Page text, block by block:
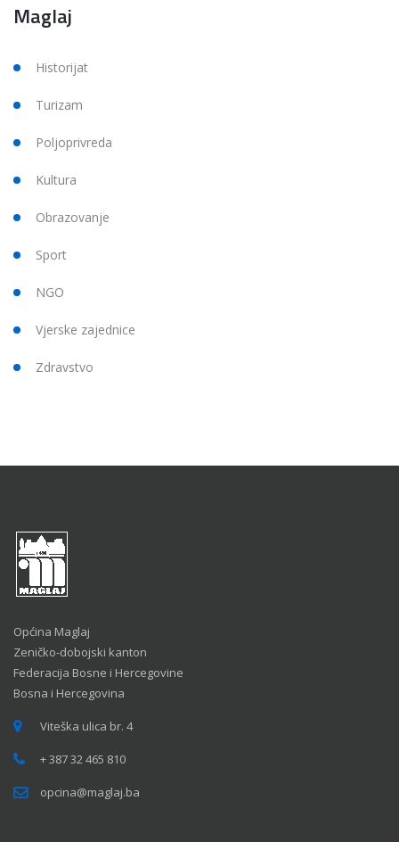
Maglaj
Historijat
Turizam
Poljoprivreda
Kultura
Obrazovanje
Sport
NGO
Vjerske zajednice
Zdravstvo
Općina Maglaj
Zeničko-dobojski kanton
Federacija Bosne i Hercegovine
Bosna i Hercegovina
Viteška ulica br. 4
+ 387 32 465 810
opcina@maglaj.ba